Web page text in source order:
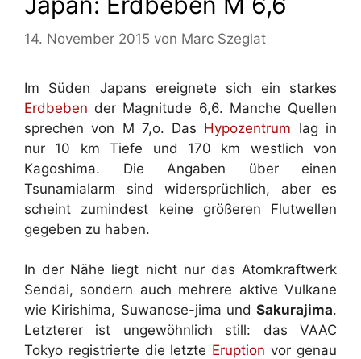
14. November 2015 von Marc Szeglat
Im Süden Japans ereignete sich ein starkes
Erdbeben der Magnitude 6,6. Manche Quellen
sprechen von M 7,o. Das Hypozentrum lag in
nur 10 km Tiefe und 170 km westlich von
Kagoshima. Die Angaben über einen
Tsunamialarm sind widersprüchlich, aber es
scheint zumindest keine größeren Flutwellen
gegeben zu haben.
In der Nähe liegt nicht nur das Atomkraftwerk
Sendai, sondern auch mehrere aktive Vulkane
wie Kirishima, Suwanose-jima und Sakurajima.
Letzterer ist ungewöhnlich still: das VAAC
Tokyo registrierte die letzte Eruption vor genau